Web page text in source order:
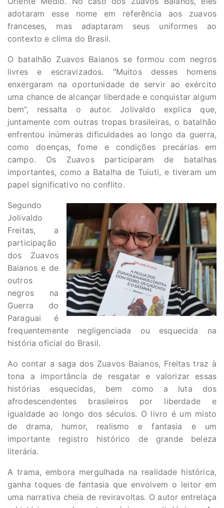
adotaram esse nome em referência aos zuavos
franceses, mas adaptaram seus uniformes ao
contexto e clima do Brasil.
O batalhão Zuavos Baianos se formou com negros
livres e escravizados. “Muitos desses homens
enxergaram na oportunidade de servir ao exército
uma chance de alcançar liberdade e conquistar algum
bem”, ressalta o autor. Jolivaldo explica que,
juntamente com outras tropas brasileiras, o batalhão
enfrentou inúmeras dificuldades ao longo da guerra,
como doenças, fome e condições precárias em
campo. Os Zuavos participaram de batalhas
importantes, como a Batalha de Tuiuti, e tiveram um
papel significativo no conflito.
Segundo
Jolivaldo
Freitas, a
participação
dos Zuavos
Baianos e de
outros
negros na
Guerra do
Paraguai é
frequentemente negligenciada ou esquecida na
história oficial do Brasil.
Ao contar a saga dos Zuavos Baianos, Freitas traz à
tona a importância de resgatar e valorizar essas
histórias esquecidas, bem como a luta dos
afrodescendentes brasileiros por liberdade e
igualdade ao longo dos séculos. O livro é um misto
de drama, humor, realismo e fantasia e um
importante registro histórico de grande beleza
literária.
A trama, embora mergulhada na realidade histórica,
ganha toques de fantasia que envolvem o leitor em
uma narrativa cheia de reviravoltas. O autor entrelaça